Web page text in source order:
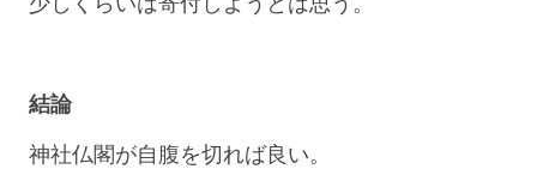
結論
神社仏閣が自腹を切れば良い。